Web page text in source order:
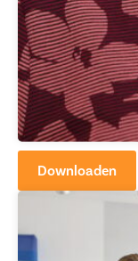
Downloaden